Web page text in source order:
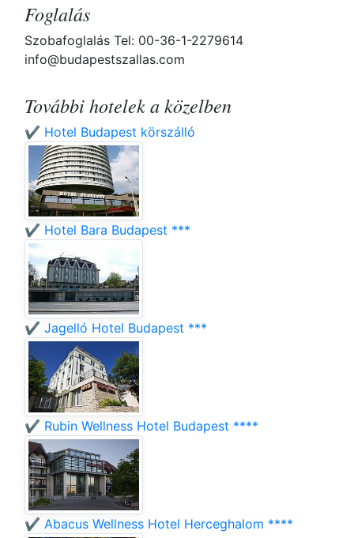
Foglalás
Szobafoglalás Tel: 00-36-1-2279614
info@budapestszallas.com
További hotelek a közelben
✔️ Hotel Budapest körszálló
✔️ Hotel Bara Budapest ***
✔️ Jagelló Hotel Budapest ***
✔️ Rubin Wellness Hotel Budapest ****
✔️ Abacus Wellness Hotel Herceghalom ****